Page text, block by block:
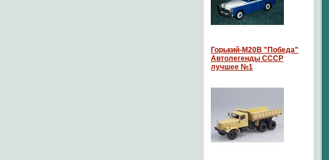
Горький-М20В "Победа"
Автолегенды СССР
лучшее №1